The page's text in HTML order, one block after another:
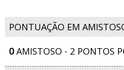
PONTUAÇÃO EM
0AMISTOSO - 2 PONTOS